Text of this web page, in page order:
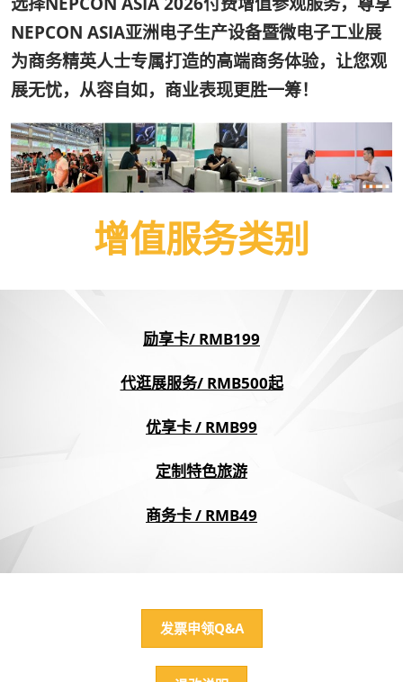
NEPCON ASIA亚洲电子生产设备暨微电子工业展
为商务精英人士专属打造的高端商务体验，让您观
展无忧，从容自如，商业表现更胜一筹！
增值服务类别
励享卡/ RMB199
代逛展服务/ RMB500起
优享卡 / RMB99
定制特色旅游
商务卡 / RMB49
发票申领Q&A